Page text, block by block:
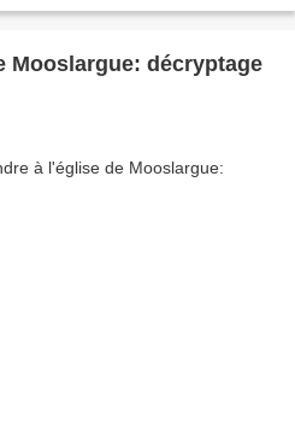
Mooslargue: décryptage